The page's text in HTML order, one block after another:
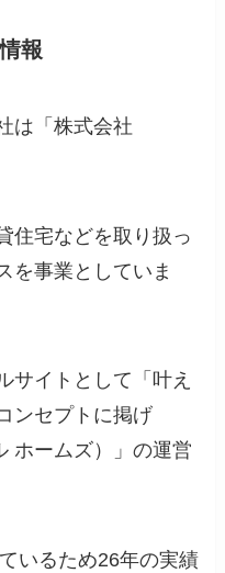
報
は「株式会社
住宅などを取り扱っ
を事業としていま
サイトとして「叶え
ンセプトに掲げ
ホームズ）」の運営
いるため26年の実績